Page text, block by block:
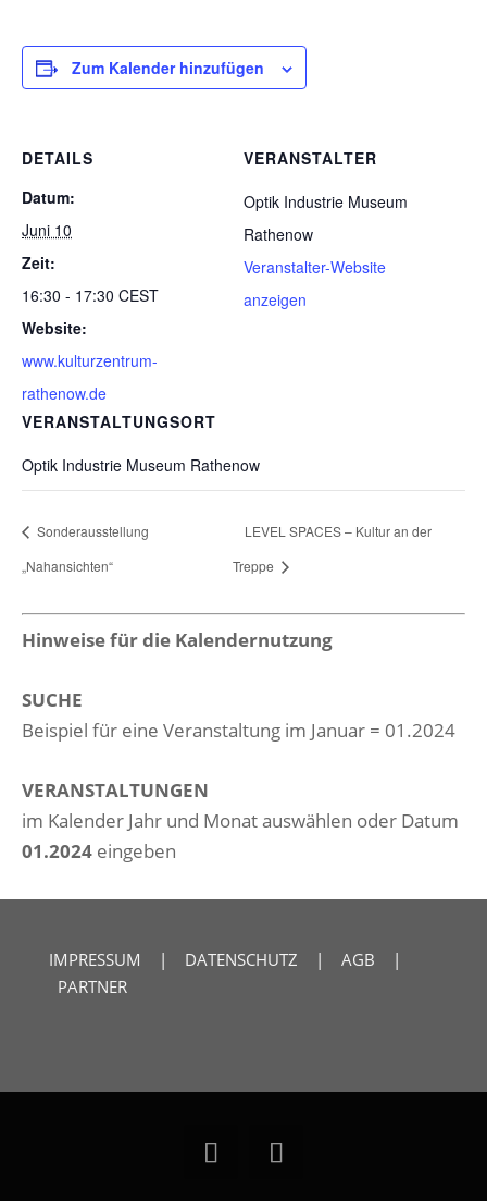
Zum Kalender hinzufügen
DETAILS
Datum:
Juni 10
Zeit:
16:30 - 17:30 CEST
Website:
www.kulturzentrum-
rathenow.de
VERANSTALTUNGSORT
Optik Industrie Museum Rathenow
VERANSTALTER
Optik Industrie Museum
Rathenow
Veranstalter-Website
anzeigen
Sonderausstellung
„Nahansichten“
LEVEL SPACES – Kultur an der
Treppe
Hinweise für die Kalendernutzung
SUCHE
Beispiel für eine Veranstaltung im Januar = 01.2024
VERANSTALTUNGEN
im Kalender Jahr und Monat auswählen oder Datum
01.2024 eingeben
IMPRESSUM | DATENSCHUTZ | AGB |
PARTNER